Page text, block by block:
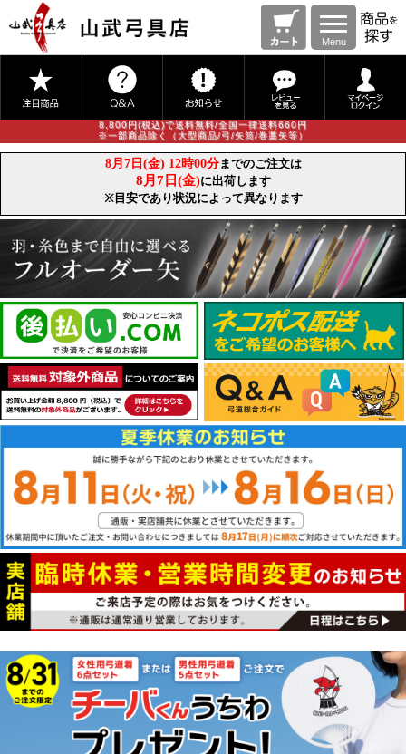
Menu
8,800円(税込)で送料無料/全国一律送料660円
※一部商品除く（大型商品/弓/矢筒/巻藁矢等）